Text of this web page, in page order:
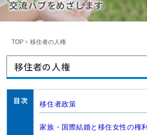
交流ハブをめざします
TOP 移住者の人権
移住者の人権
移住者政策
家族・国際結婚と移住女性の権利